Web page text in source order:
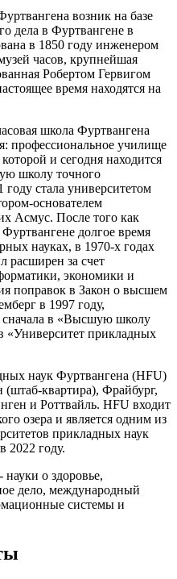
возник на базе
дела в Фуртвангене в
в 1850 году инженером
часов, крупнейшая
Робертом Гервигом
время находятся на
школа Фуртвангена
профессиональное училище
и сегодня находится
школу точного
стала университетом
основателем
Асмус. После того как
долгое время
науках, в 1970-х годах
расширен за счет
экономики и
поправок в Закон о высшем
в 1997 году,
сначала в «Высшую школу
«Университет прикладных
наук Фуртвангена (HFU)
(штаб-квартира), Фрайбург,
и Роттвайль. HFU входит
озера и является одним из
прикладных наук
2022 году.
о здоровье,
дело, международный
системы и